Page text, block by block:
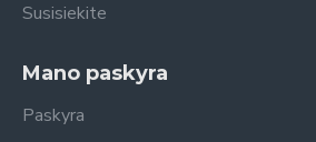
Susisiekite
Mano paskyra
Paskyra